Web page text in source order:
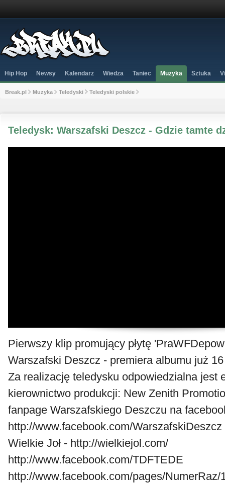
Hip Hop Newsy Kalendarz Wiedza Taniec Muzyka Sztuka
Break.pl Muzyka Teledyski Teledyski polskie
Teledysk: Warszafski Deszcz - Gdzie tamte
Pierwszy klip promujący płytę
Warszafski Deszcz - premiera albumu już
Za realizację teledysku odpowiedzialna jest
kierownictwo produkcji: New Zenith
fanpage Warszafskiego Deszczu na
http://www.facebook.com/
Wielkie Joł - http://wielkiejol.com/
http://www.facebook.com/TDFTEDE
http://www.facebook.com/pages/NumerRaz/